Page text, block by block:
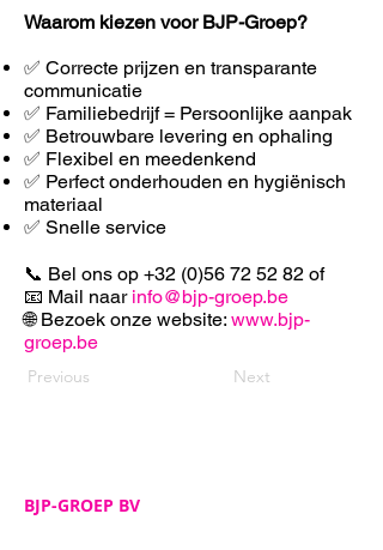
Waarom kiezen voor BJP-Groep?
✅ Correcte prijzen en transparante
communicatie
✅ Familiebedrijf = Persoonlijke aanpak
✅ Betrouwbare levering en ophaling
✅ Flexibel en meedenkend
✅ Perfect onderhouden en hygiënisch
materiaal
✅ Snelle service
📞 Bel ons op +32 (0)56 72 52 82 of
📧 Mail naar info@bjp-groep.be
🌐 Bezoek onze website: www.bjp-
groep.be
Previous Next
BJP-GROEP BV